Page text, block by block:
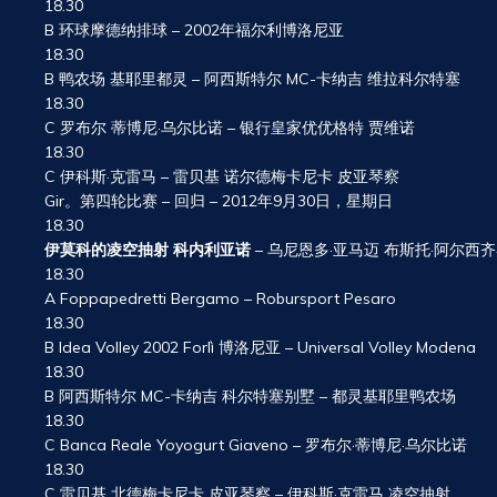
18.30
B 环球摩德纳排球 – 2002年福尔利博洛尼亚
18.30
B 鸭农场 基耶里都灵 – 阿西斯特尔 MC-卡纳吉 维拉科尔特塞
18.30
C 罗布尔 蒂博尼·乌尔比诺 – 银行皇家优优格特 贾维诺
18.30
C 伊科斯·克雷马 – 雷贝基 诺尔德梅卡尼卡 皮亚琴察
Gir。第四轮比赛 – 回归 – 2012年9月30日，星期日
18.30
伊莫科的凌空抽射 科内利亚诺 – 乌尼恩多·亚马迈 布斯托·阿尔西
18.30
A Foppapedretti Bergamo – Robursport Pesaro
18.30
B Idea Volley 2002 Forlì 博洛尼亚 – Universal Volley Modena
18.30
B 阿西斯特尔 MC-卡纳吉 科尔特塞别墅 – 都灵基耶里鸭农场
18.30
C Banca Reale Yoyogurt Giaveno – 罗布尔·蒂博尼·乌尔比诺
18.30